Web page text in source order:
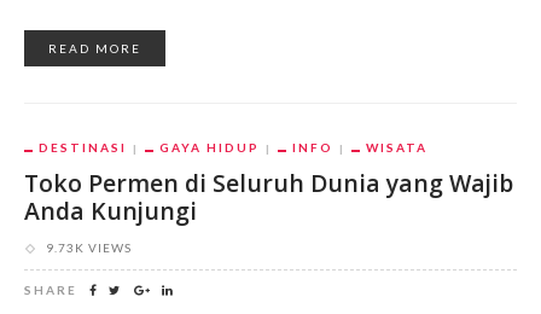
READ MORE
DESTINASI GAYA HIDUP INFO WISATA
Toko Permen di Seluruh Dunia yang Wajib
Anda Kunjungi
9.73K VIEWS
SHARE